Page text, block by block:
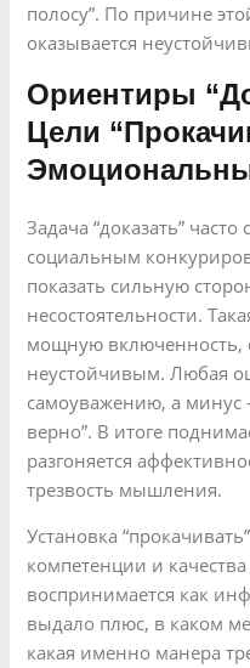
полосу”. По причине
оказывается
Ориентиры
Цели
Задача “доказать”
социальным
показать сильную
несостоятельности.
мощную включенность,
неустойчивым. Любая
самоуважению, а минус
верно”. В итоге
разгоняется
трезвость мышления.
Установка
компетенции и
воспринимается как
выдало плюс, в каком
какая именно манера